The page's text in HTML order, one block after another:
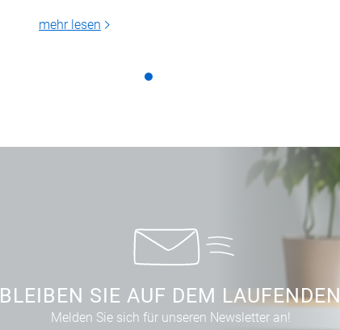
mehr lesen
BLEIBEN SIE AUF DEM LAUFENDEN
Melden Sie sich für unseren Newsletter an!